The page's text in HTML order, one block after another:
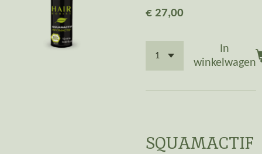
€ 27,00
In
winkelwagen
SQUAMACTIF